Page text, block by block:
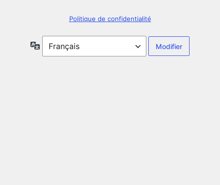
Politique de confidentialité
Langue